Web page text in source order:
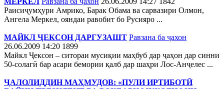
Раисиҷумҳури Амрико, Барак Обама ва сарвазири Олмон,
Ангела Меркел, ояндаи равобит бо Русияро ...
МАЙКЛ ҶЕКСОН ДАРГУЗАШТ Равзана ба ҷахон
26.06.2009 14:20 1899
Майкл Ҷексон – ситораи мусиқии маҳбуб дар ҷаҳон дар синни
50-солагӣ бар асари бемории қалб дар шаҳри Лос-Анҷелес ...
ҶАЛОЛИДДИН МАҲМУДОВ: «ПУЛИ ИРТИБОТӢ